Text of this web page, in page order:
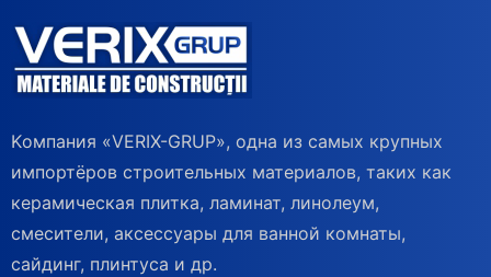
Kомпания «VERIX-GRUP», одна из самых крупных
импортёров строительных материалов, таких как
керамическая плитка, ламинат, линолеум,
смесители, аксессуары для ванной комнаты,
сайдинг, плинтуса и др.